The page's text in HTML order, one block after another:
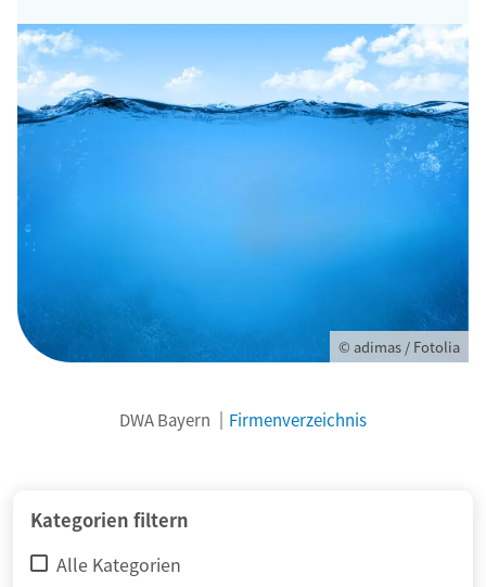
© adimas / Fotolia
DWA Bayern Firmenverzeichnis
Kategorien filtern
Alle Kategorien